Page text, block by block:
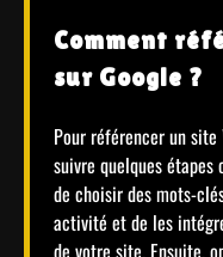
Comment
sur Google ?
Pour référencer un
suivre quelques étapes
de choisir des mots-
activité et de les
de votre site. Ensuite,